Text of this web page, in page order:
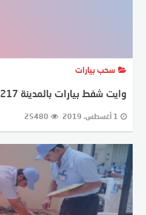
سحب بيارات
وايت شفط بيارات بالمدينة 0564671217
1 أغسطس، 2019 25480